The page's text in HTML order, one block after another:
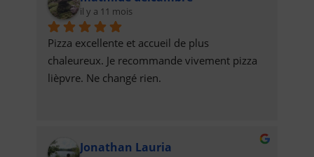
il y a 11 mois
Pizza excellente et accueil de plus
chaleureux. Je recommande vivement pizza
lièpvre. Ne changé rien.
Jonathan Lauria